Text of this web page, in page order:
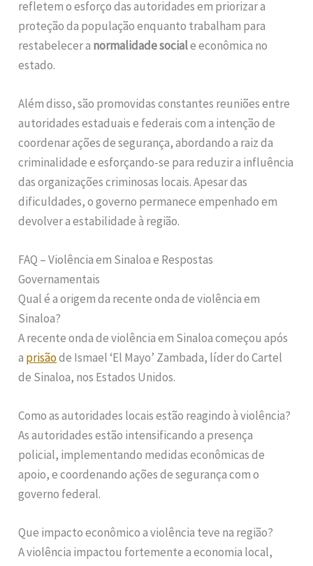
refletem o esforço das autoridades em priorizar a
proteção da população enquanto trabalham para
restabelecer a normalidade sociale econômica no
estado.
Além disso, são promovidas constantes reuniões entre
autoridades estaduais e federais com a intenção de
coordenar ações de segurança, abordando a raiz da
criminalidade e esforçando-se para reduzir a influência
das organizações criminosas locais. Apesar das
dificuldades, o governo permanece empenhado em
devolver a estabilidade à região.
FAQ – Violência em Sinaloa e Respostas
Governamentais
Qual é a origem da recente onda de violência em
Sinaloa?
A recente onda de violência em Sinaloa começou após
a prisãode Ismael ‘El Mayo’ Zambada, líder do Cartel
de Sinaloa, nos Estados Unidos.
Como as autoridades locais estão reagindo à violência?
As autoridades estão intensificando a presença
policial, implementando medidas econômicas de
apoio, e coordenando ações de segurança com o
governo federal.
Que impacto econômico a violência teve na região?
A violência impactou fortemente a economia local,